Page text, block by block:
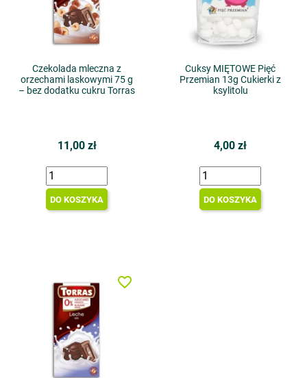
Czekolada mleczna z
orzechami laskowymi 75 g
– bez dodatku cukru Torras
11,00 zł
DO KOSZYKA
Cuksy MIĘTOWE Pięć
Przemian 13g Cukierki z
ksylitolu
4,00 zł
DO KOSZYKA
favorite_border